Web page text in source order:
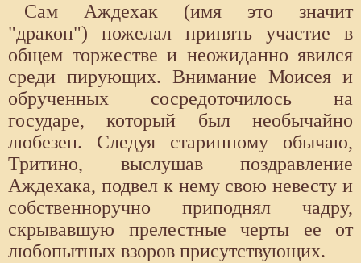
Сам Аждехак (имя это значит
"дракон") пожелал принять участие в
общем торжестве и неожиданно явился
среди пирующих. Внимание Моисея и
обрученных сосредоточилось на
государе, который был необычайно
любезен. Следуя старинному обычаю,
Тритино, выслушав поздравление
Аждехака, подвел к нему свою невесту и
собственноручно приподнял чадру,
скрывавшую прелестные черты ее от
любопытных взоров присутствующих.